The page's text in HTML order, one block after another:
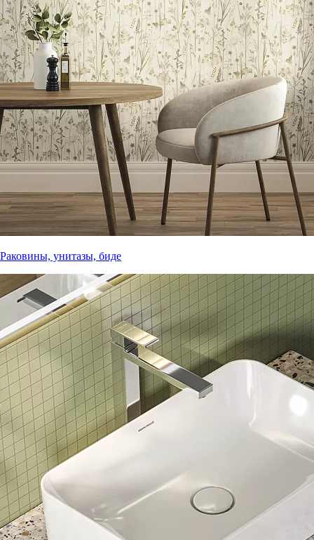
Раковины, унитазы, биде